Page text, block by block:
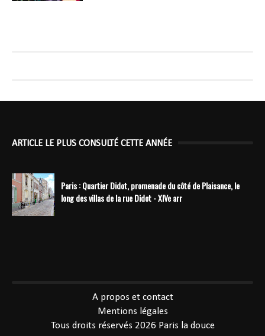
ARTICLE LE PLUS CONSULTÉ CETTE ANNÉE
Paris : Quartier Didot, promenade du côté de Plaisance, le
long des villas de la rue Didot - XIVe arr
A propos et contact
Mentions légales
Tous droits réservés 2026 Paris la douce